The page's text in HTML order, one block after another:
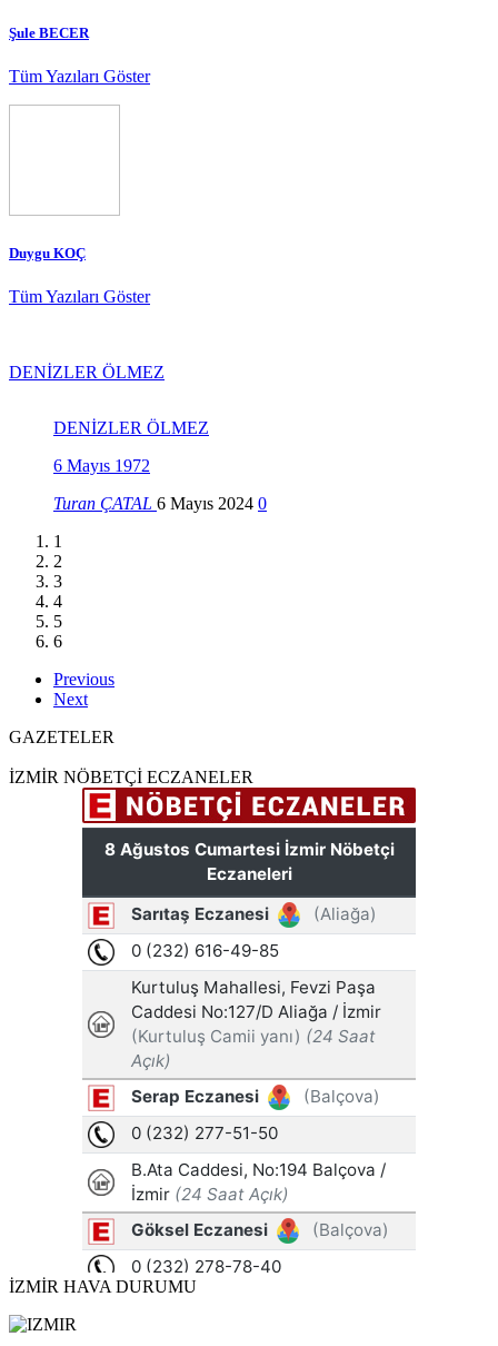
Şule BECER
Tüm Yazıları Göster
Duygu KOÇ
Tüm Yazıları Göster
DENİZLER ÖLMEZ
egedeyasam
1
2
3
4
5
6
Previous
Next
GAZETELER
İZMİR NÖBETÇİ ECZANELER
İZMİR HAVA DURUMU